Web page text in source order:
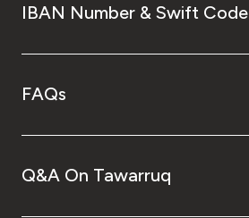
IBAN Number & Swift Code
FAQs
Q&A On Tawarruq